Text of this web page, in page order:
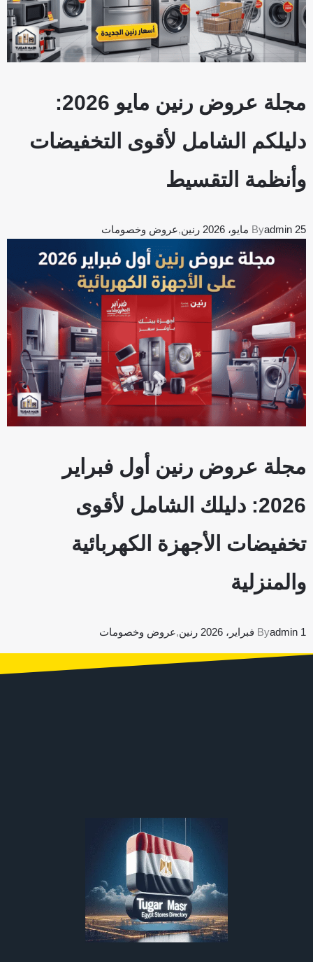
مجلة عروض رنين مايو 2026:
دليلكم الشامل لأقوى التخفيضات
وأنظمة التقسيط
Byadmin 25 مايو، 2026 رنين,عروض وخصومات
مجلة عروض رنين أول فبراير
2026: دليلك الشامل لأقوى
تخفيضات الأجهزة الكهربائية
والمنزلية
Byadmin 1 فبراير، 2026 رنين,عروض وخصومات